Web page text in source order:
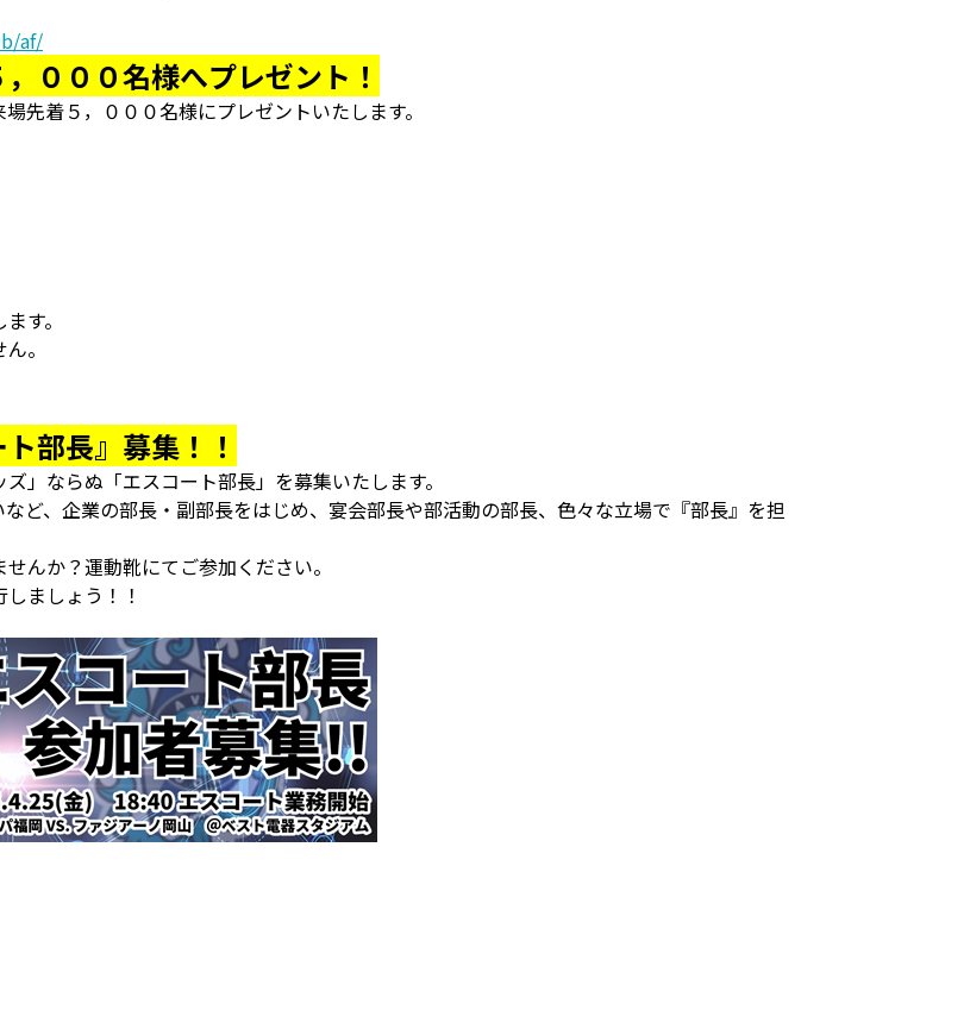
af/
０００名様へプレゼント！
先着５，０００名様にプレゼントいたします。
す。
。
部長』募集！！
」ならぬ「エスコート部長」を募集いたします。
ど、企業の部長・副部長をはじめ、宴会部長や部活動の部長、色々な立場で『部長』を担
んか？運動靴にてご参加ください。
ましょう！！